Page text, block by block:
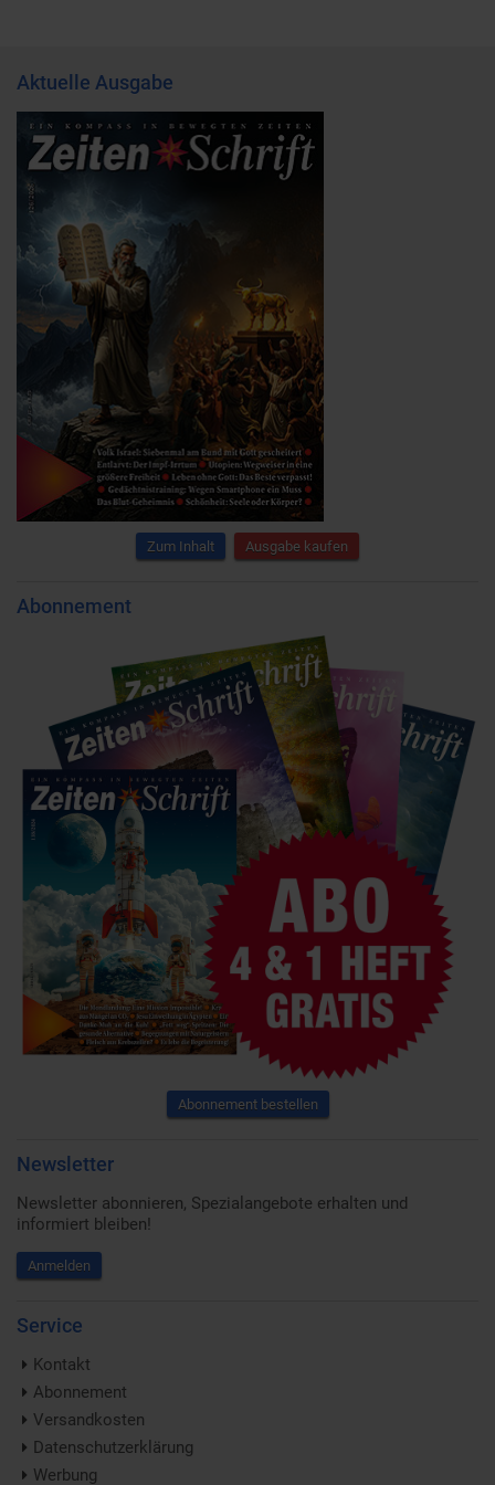
Aktuelle Ausgabe
Zum Inhalt Ausgabe kaufen
Abonnement
Abonnement bestellen
Newsletter
Newsletter abonnieren, Spezialangebote erhalten und
informiert bleiben!
Anmelden
Service
Kontakt
Abonnement
Versandkosten
Datenschutzerklärung
Werbung